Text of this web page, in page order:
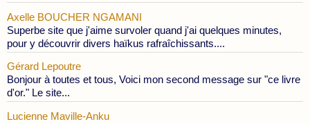
Axelle BOUCHER NGAMANI
Superbe site que j'aime survoler quand j'ai quelques minutes,
pour y découvrir divers haïkus rafraîchissants....
Gérard Lepoutre
Bonjour à toutes et tous, Voici mon second message sur "ce livre
d'or." Le site...
Lucienne Maville-Anku